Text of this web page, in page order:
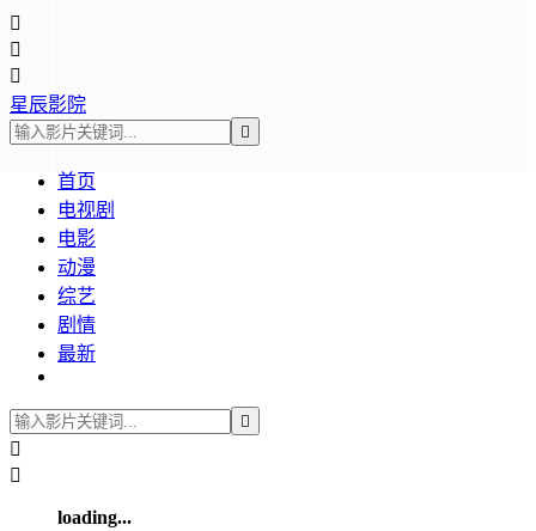



星辰影院

首页
电视剧
电影
动漫
综艺
剧情
最新



loading...